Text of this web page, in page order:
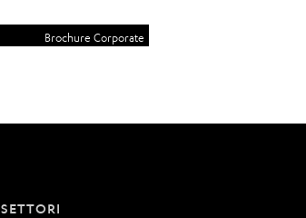
Brochure Corporate
SETTORI